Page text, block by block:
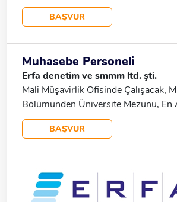
BAŞVUR
Muhasebe Personeli
Erfa denetim ve smmm ltd. şti.
Mali Müşavirlik Ofisinde Çalışacak,
Bölümünden Üniversite Mezunu, En
Deneyimli, Insan Kaynakları
32 Yaş Aralığında
BAŞVUR